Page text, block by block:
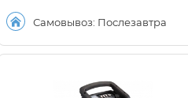
Самовывоз: Послезавтра